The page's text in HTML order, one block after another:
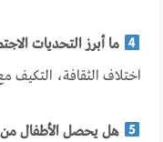
ما أبرز التحديات
اختلاف الثقافة، التكيف
هل يحصل الأطفال من